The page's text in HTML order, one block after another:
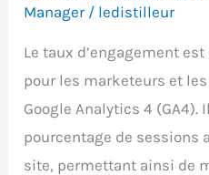
Manager/ ledistilleur
Le taux d’engagement
pour les marketeurs et les
Google Analytics 4 (GA4).
pourcentage de sessions
site, permettant ainsi de